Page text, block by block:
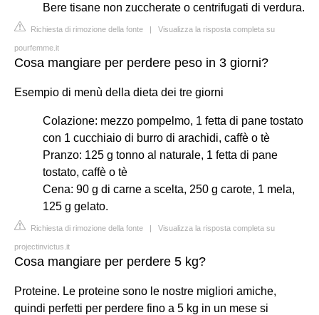
Bere tisane non zuccherate o centrifugati di verdura.
Richiesta di rimozione della fonte | Visualizza la risposta completa su
pourfemme.it
Cosa mangiare per perdere peso in 3 giorni?
Esempio di menù della dieta dei tre giorni
Colazione: mezzo pompelmo, 1 fetta di pane tostato
con 1 cucchiaio di burro di arachidi, caffè o tè
Pranzo: 125 g tonno al naturale, 1 fetta di pane
tostato, caffè o tè
Cena: 90 g di carne a scelta, 250 g carote, 1 mela,
125 g gelato.
Richiesta di rimozione della fonte | Visualizza la risposta completa su
projectinvictus.it
Cosa mangiare per perdere 5 kg?
Proteine. Le proteine sono le nostre migliori amiche,
quindi perfetti per perdere fino a 5 kg in un mese si